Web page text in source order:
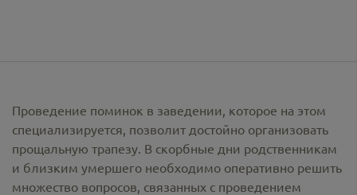
Проведение поминок в заведении, которое на этом
специализируется, позволит достойно организовать
прощальную трапезу. В скорбные дни родственникам
и близким умершего необходимо оперативно решить
множество вопросов, связанных с проведением